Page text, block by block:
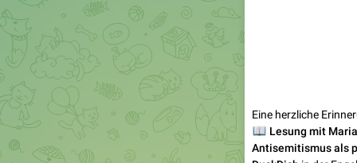
Eine herzliche
📖Lesung mit
Antisemitismus als